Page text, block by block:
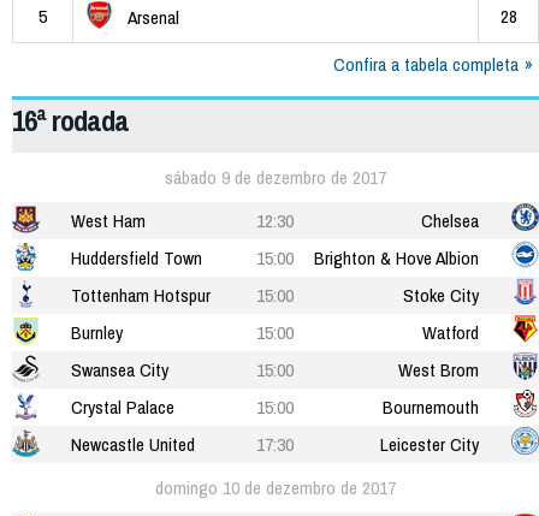
5 Arsenal
28
Confira a tabela completa
16ª rodada
sábado 9 de dezembro de 2017
West Ham
12:30
Chelsea
Huddersfield Town
15:00
Brighton & Hove Albion
Tottenham Hotspur
15:00
Stoke City
Burnley
15:00
Watford
Swansea City
15:00
West Brom
Crystal Palace
15:00
Bournemouth
Newcastle United
17:30
Leicester City
domingo 10 de dezembro de 2017